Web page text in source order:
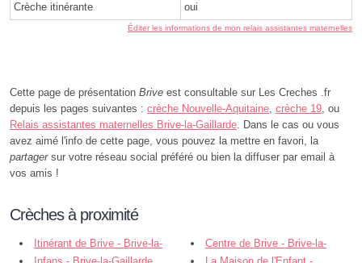
Crèche itinérante oui
Éditer les informations de mon relais assistantes maternelles
Cette page de présentation Brive est consultable sur Les Creches .fr
depuis les pages suivantes : crèche Nouvelle-Aquitaine, crèche 19, ou
Relais assistantes maternelles Brive-la-Gaillarde. Dans le cas ou vous
avez aimé l'info de cette page, vous pouvez la mettre en favori, la
partagersur votre réseau social préféré ou bien la diffuser par email à
vos amis !
Crèches à proximité
Itinérant de Brive - Brive-la-
Centre de Brive - Brive-la-